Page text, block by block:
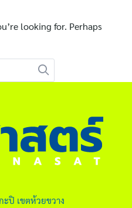
looking for. Perhaps
ะปิ เขตห้วยขวาง